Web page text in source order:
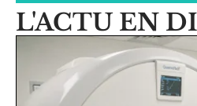
L'ACTU EN